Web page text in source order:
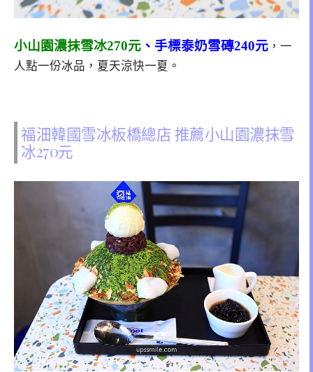
小山園濃抹雪冰270元 、手標泰奶雪磚240元 ，一
人點一份冰品，夏天涼快一夏。
福沺韓國雪冰板橋總店 推薦小山園濃抹雪
冰270元